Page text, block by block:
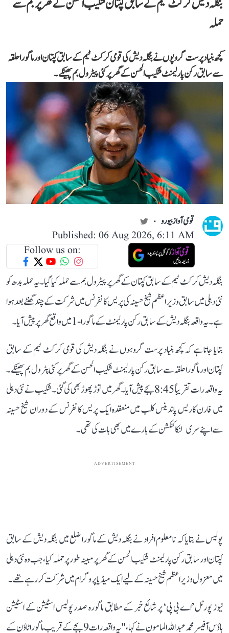
حملہ
کچھ بنیاد پرست گروپوں نے بنگلہ دیش کی قومی کرکٹ ٹیم کے سابق کپتان اور ماگورا حلقہ
سے سابق رکن پارلیمنٹ شکیب الحسن کے گھر پر کئی پیٹرول بم پھینکے۔
قومی آواز بیورو
Published: 06 Aug 2026, 6:11 AM
Follow us on:
بنگلہ دیش کرکٹ ٹیم کے سابق کپتان کے گھر پر پیٹرول بم سے حملہ کیا گیا۔ یہ حملہ بدھ کو
نئی دہلی میں سابق وزیر اعظم شیخ حسینہ کی پریس کانفرنس میں شرکت کے چند گھنٹے بعد ہوا
ہے۔ یہ واقعہ بنگلہ دیش کے سابق رکن پارلیمنٹ کے ماگورا-1 میں واقع گھر پر پیش آیا۔
بتایا جاتا ہے کہ کچھ بنیاد پرست گروہوں نے بنگلہ دیش کی قومی کرکٹ ٹیم کے سابق
کپتان اور ماگورا حلقہ سے سابق رکن پارلیمنٹ شکیب الحسن کے گھر پر کئی پٹرول بم پھینکے۔
یہ واقعہ رات تقریباً 8:45 بجے پیش آیا۔ گھر میں توڑ پھوڑ بھی کی گئی۔ شکیب نے نئی دہلی
میں فارن کاریس پاندینس کلب میں منعقدہ ایک پریس کانفرنس کے دوران شیخ حسینہ
سے اپنے سری لنکا کنکشن کے بارے میں بھی بات کی تھی۔
ADVERTISEMENT
پولیس نے بتایا کہ نامعلوم افراد نے بنگلہ دیش کے ماگورا ضلع میں بنگلہ دیش کے سابق
کپتان اور سابق رکن پارلیمنٹ شکیب الحسن کے گھر پر مبینہ طور پر حملہ کیا، جب وہ نئی دہلی
میں معزول وزیر اعظم شیخ حسینہ کے لیے ایک میڈیا پروگرام میں شرکت کر رہے تھے۔
نیوز پورٹل ’اے بی پی‘ پر شائع خبر کے مطابق ماگورہ صدر پولیس اسٹیشن کے اسٹیشن
ہاؤس آفیسر محمد عبداللہ المامون نے کہا، "یہ واقعہ رات 9 بجے کے قریب ماگورا ٹاؤن کے